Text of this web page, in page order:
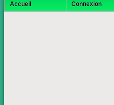
Accueil Connexion